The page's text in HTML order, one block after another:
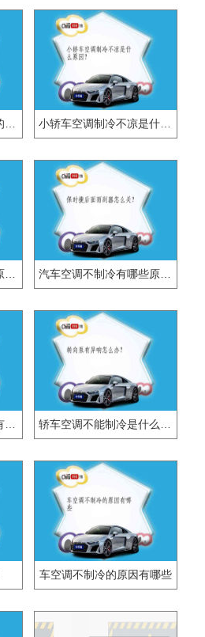
小轿车空调制冷不凉是什么原因？
汽车空调不制冷有哪些原因？
车空调不制冷的原因有哪些